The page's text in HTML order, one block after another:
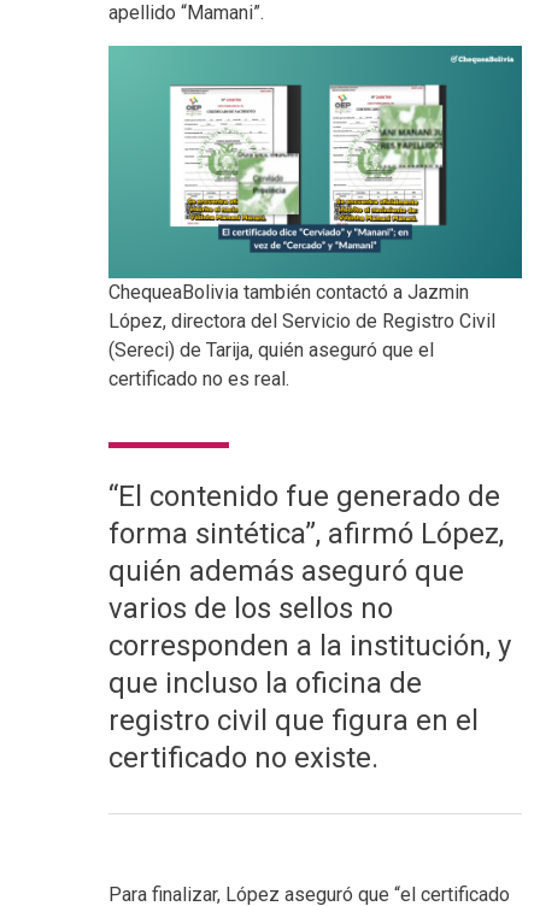
apellido “Mamani”.
ChequeaBolivia también contactó a Jazmin
López, directora del Servicio de Registro Civil
(Sereci) de Tarija, quién aseguró que el
certificado no es real.
“El contenido fue generado de
forma sintética”, afirmó López,
quién además aseguró que
varios de los sellos no
corresponden a la institución, y
que incluso la oficina de
registro civil que figura en el
certificado no existe.
Para finalizar, López aseguró que “el certificado